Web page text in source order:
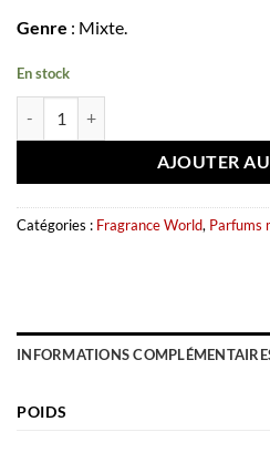
Genre : Mixte.
En stock
AJOUTER
Catégories : Fragrance World, Parfums
INFORMATIONS
POIDS